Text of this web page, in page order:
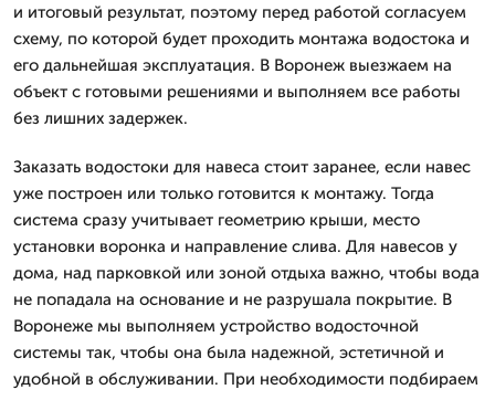
и итоговый результат, поэтому перед работой согласуем
схему, по которой будет проходить монтажа водостока и
его дальнейшая эксплуатация. В Воронеж выезжаем на
объект с готовыми решениями и выполняем все работы
без лишних задержек.
Заказать водостоки для навеса стоит заранее, если навес
уже построен или только готовится к монтажу. Тогда
система сразу учитывает геометрию крыши, место
установки воронка и направление слива. Для навесов у
дома, над парковкой или зоной отдыха важно, чтобы вода
не попадала на основание и не разрушала покрытие. В
Воронеже мы выполняем устройство водосточной
системы так, чтобы она была надежной, эстетичной и
удобной в обслуживании. При необходимости подбираем